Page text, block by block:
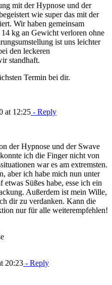
mit der Hypnose und der
wie super das mit der
Wir haben gemeinsam
kg an Gewicht verloren ohne
ist uns leichter
den leckeren
standhaft.
Termin bei dir.
at 12:25 - Reply
der Hypnose und der Swave
ich die Finger nicht von
war es am extremsten.
aber ich habe mich nun unter
Süßes habe, esse ich ein
Außerdem ist mein Wille,
dir zu verdanken. Kann die
nur für alle weiterempfehlen!
20:23 - Reply